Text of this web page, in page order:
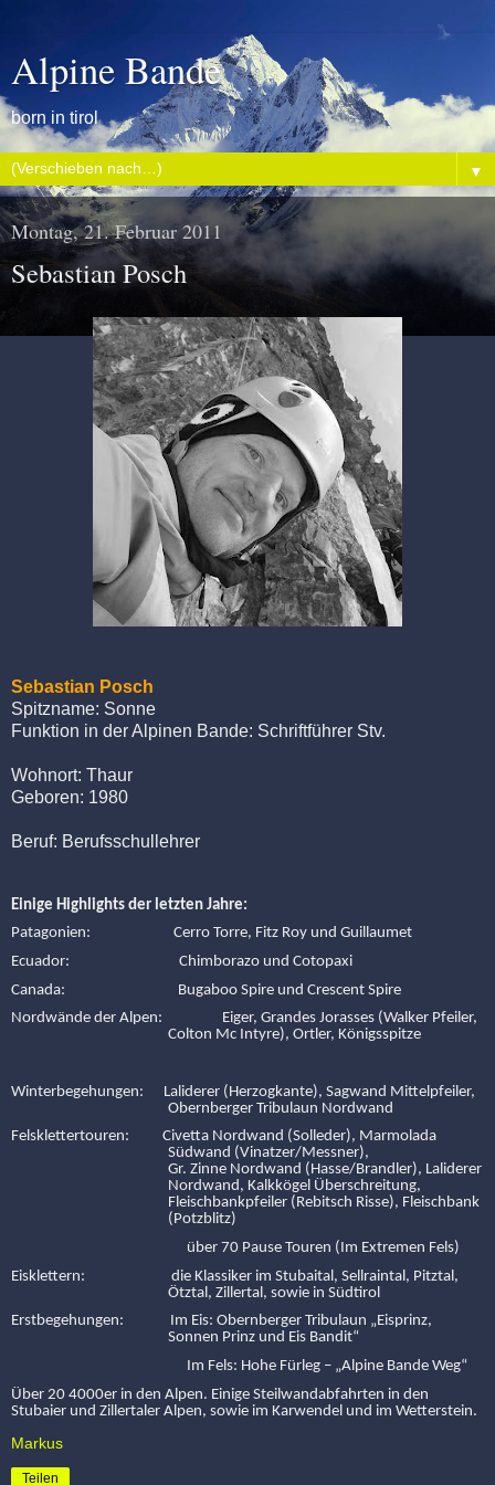
Alpine Bande
born in tirol
▼
Montag, 21. Februar 2011
Sebastian Posch
Sebastian Posch
Spitzname: Sonne
Funktion in der Alpinen Bande: Schriftführer Stv.
Wohnort: Thaur
Geboren: 1980
Beruf: Berufsschullehrer
Einige Highlights der letzten Jahre:
Patagonien:
Cerro Torre, Fitz Roy und Guillaumet
Ecuador:
Chimborazo und Cotopaxi
Canada:
Bugaboo Spire und Crescent Spire
Nordwände der Alpen:
Eiger, Grandes Jorasses (Walker Pfeiler,
Colton Mc Intyre), Ortler, Königsspitze
Winterbegehungen:
Laliderer (Herzogkante), Sagwand Mittelpfeiler,
Obernberger Tribulaun Nordwand
Felsklettertouren:
Civetta Nordwand (Solleder), Marmolada
Südwand (Vinatzer/Messner),
Gr. Zinne Nordwand (Hasse/Brandler), Laliderer
Nordwand, Kalkkögel Überschreitung,
Fleischbankpfeiler (Rebitsch Risse), Fleischbank
(Potzblitz)
über 70 Pause Touren (Im Extremen Fels)
Eisklettern:
die Klassiker im Stubaital, Sellraintal, Pitztal,
Ötztal, Zillertal, sowie in Südtirol
Erstbegehungen:
Im Eis: Obernberger Tribulaun „Eisprinz,
Sonnen Prinz und Eis Bandit“
Im Fels: Hohe Fürleg – „Alpine Bande Weg“
Über 20 4000er in den Alpen. Einige Steilwandabfahrten in den
Stubaier und Zillertaler Alpen, sowie im Karwendel und im Wetterstein.
Markus
Teilen